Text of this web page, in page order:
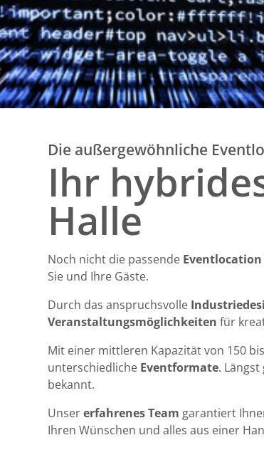
Die außergewöhnliche
Ihr
Halle
Noch nicht die passende
Sie und Ihre Gäste.
Durch das anspruchsvolle
Veranstaltungsmöglichkeiten für
Mit einer mittleren Kapazität von 150
unterschiedliche Eventformate.
bekannt.
Unsererfahrenes Team garantiert
Ihren Wünschen und alles aus einer